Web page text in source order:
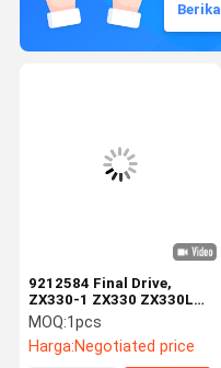
9212584 Final Drive,
ZX330-1 ZX330 ZX330LC
ZX350K ZX370
Pengurangan Perjalanan
Gearbox
MOQ:1pcs
Harga:Negotiated price